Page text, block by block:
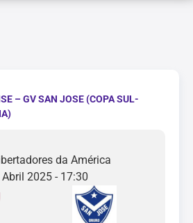
– GV SAN JOSE (COPA SUL-
da América
Abril 2025 - 17:30